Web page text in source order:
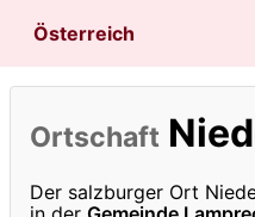
Österreich
Ortschaft
Der salzburger Ort